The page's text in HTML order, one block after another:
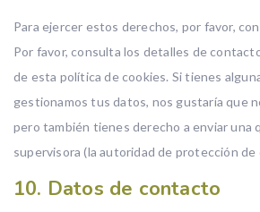
Para ejercer estos derechos, por favor,
Por favor, consulta los detalles de
de esta política de cookies. Si tienes
gestionamos tus datos, nos gustaría que
pero también tienes derecho a enviar una
supervisora (la autoridad de protección de
10. Datos de contacto